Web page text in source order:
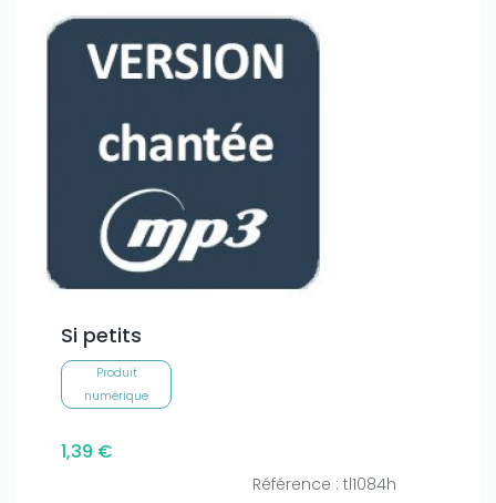
Si petits
Produit
numérique
1,39 €
Référence : tl1084h